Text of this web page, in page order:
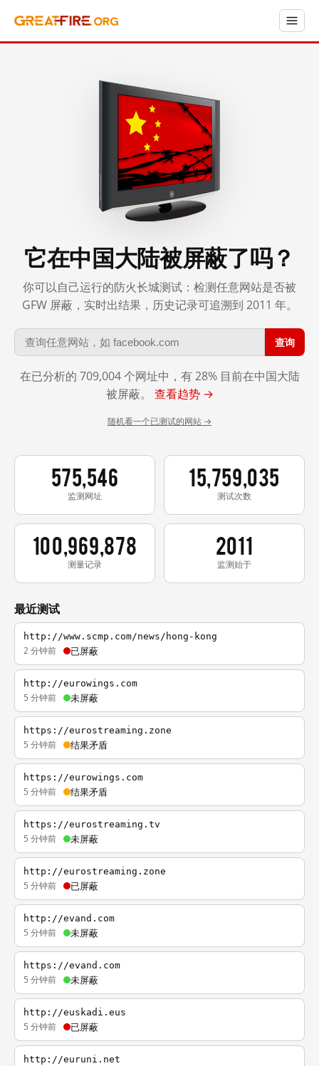
它在中国大陆被屏蔽了吗？
你可以自己运行的防火长城测试：检测任意网站是否被
GFW 屏蔽，实时出结果，历史记录可追溯到 2011 年。
查询
在已分析的 709,004 个网址中，有 28% 目前在中国大陆
被屏蔽。 查看趋势 →
随机看一个已测试的网站 →
575,546
监测网址
15,759,035
测试次数
100,969,878
测量记录
2011
监测始于
最近测试
http://www.scmp.com/news/hong-kong
2 分钟前 已屏蔽
http://eurowings.com
5 分钟前 未屏蔽
https://eurostreaming.zone
5 分钟前 结果矛盾
https://eurowings.com
5 分钟前 结果矛盾
https://eurostreaming.tv
5 分钟前 未屏蔽
http://eurostreaming.zone
5 分钟前 已屏蔽
http://evand.com
5 分钟前 未屏蔽
https://evand.com
5 分钟前 未屏蔽
http://euskadi.eus
5 分钟前 已屏蔽
http://euruni.net